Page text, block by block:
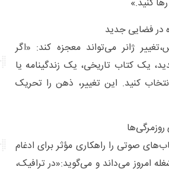
کنید.»
ژانر می‌تواند معجزه کند: «اگر
یک کتاب تاریخی، یک زندگینامه یا
کنید. این تغییر، ذهن را تحریک
صوتی را راهکاری مؤثر برای ادغام
امروز می‌داند و می‌گوید:«در ترافیک،